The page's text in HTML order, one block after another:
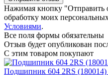
Нажимая кнопку "Отправить
обработку моих
Условиями.
Все поля формы обязательны
Отзыв будет опубликован
С этим товаром покупают
Подшипник 604 2RS